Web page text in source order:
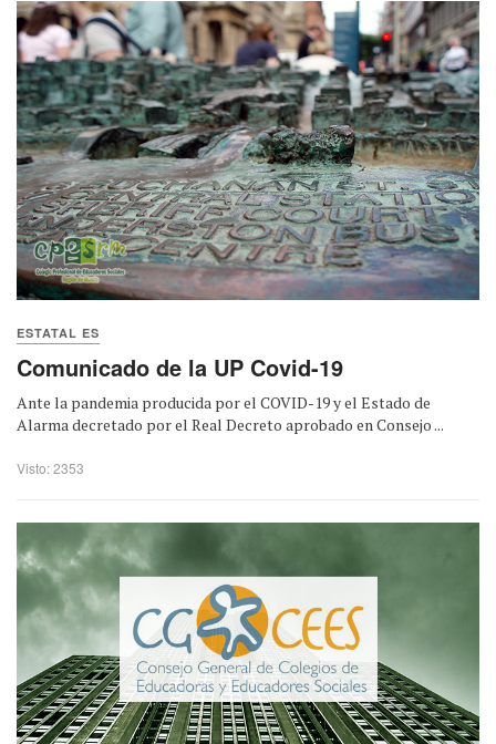
ESTATAL ES
Comunicado de la UP Covid-19
Ante la pandemia producida por el COVID-19 y el Estado de
Alarma decretado por el Real Decreto aprobado en Consejo ...
Visto: 2353